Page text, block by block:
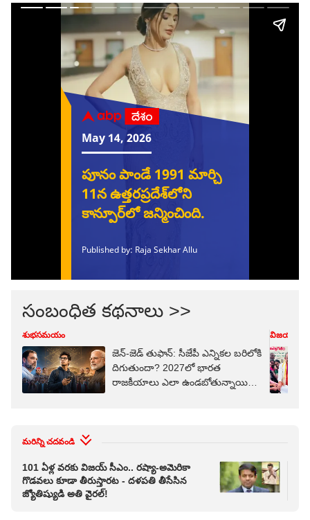
సంబంధిత కథనాలు >>
శుభసమయం
జెన్-జెడ్ తుఫాన్: సీజేపీ ఎన్నికల బరిలోకి
దిగుతుందా? 2027లో భారత
రాజకీయాలు ఎలా ఉండబోతున్నాయి?
విజయవాడ
మరిన్ని చదవండి
101 ఏళ్ల వరకు విజయ్ సీఎం.. రష్యా-అమెరికా
గొడవలు కూడా తీరుస్తారట - దళపతి తీసేసిన
జ్యోతిష్యుడి అతి వైరల్!